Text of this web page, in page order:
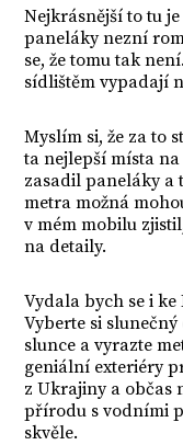
Nejkrásnější to tu
paneláky nezní
se, že tomu tak
sídlištěm vypadají
Myslím si, že za to
ta nejlepší místa
zasadil paneláky a
metra možná
v mém mobilu
na detaily.
Vydala bych se i
Vyberte si
slunce a vyrazte
geniální exteriéry
z Ukrajiny a občas
přírodu s vodními
skvěle.